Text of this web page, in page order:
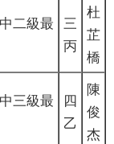
二級最 三
丙
杜
芷
橋
三級最 四
乙
陳
俊
杰